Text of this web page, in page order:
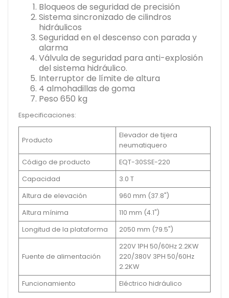
Bloqueos de seguridad de precisión
Sistema sincronizado de cilindros
hidráulicos
Seguridad en el descenso con parada y
alarma
Válvula de seguridad para anti-explosión
del sistema hidráulico.
Interruptor de límite de altura
4 almohadillas de goma
Peso 650 kg
Especificaciones:
Producto
Elevador de tijera
neumatiquero
Código de producto
EQT-30SSE-220
Capacidad
3.0 T
Altura de elevación
960 mm (37.8")
Altura mínima
110 mm (4.1")
Longitud de la plataforma
2050 mm (79.5")
Fuente de alimentación
220V 1PH 50/60Hz 2.2KW
220/380V 3PH 50/60Hz
2.2KW
Funcionamiento
Eléctrico hidráulico